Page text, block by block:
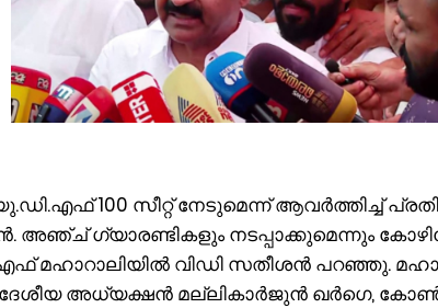
യു.ഡി.എഫ് 100 സീറ്റ് നേടുമെന്ന് ആവര്‍ത്തിച്ച്
അഞ്ച് ഗ്യാരണ്ടികളും നടപ്പാക്കുമെന്നും
മഹാറാലിയിൽ വിഡി സതീശൻ പറഞ്ഞു.
അധ്യക്ഷൻ മല്ലികാര്‍ജുൻ ഖര്‍ഗെ,